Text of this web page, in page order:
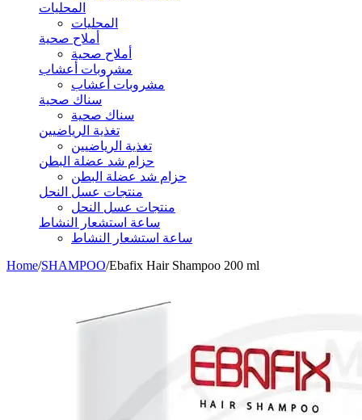
المحليات
المحليات
أملاح صحية
أملاح صحية
مشروبات أعشاب
مشروبات أعشاب
سناك صحية
سناك صحية
تغذية الرياضيين
تغذية الرياضيين
حزام شد عضلة البطن
حزام شد عضلة البطن
منتجات عسل النحل
منتجات عسل النحل
ساعة استشعار النشاط
ساعة استشعار النشاط
Home/SHAMPOO/Ebafix Hair Shampoo 200 ml